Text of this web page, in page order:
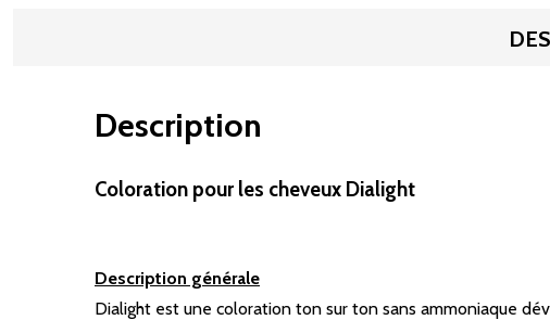
Description
Coloration pour les cheveux Dialight
Description générale
Dialight est une coloration ton sur ton sans ammoniaque